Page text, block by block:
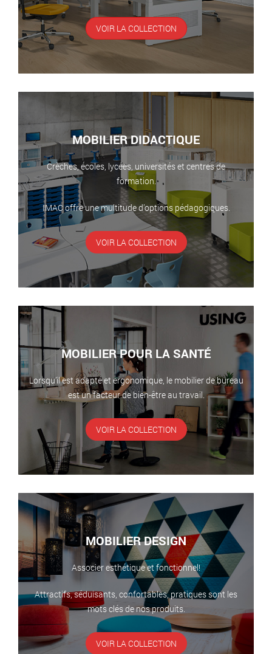
VOIR LA COLLECTION
MOBILIER DIDACTIQUE
Crèches, écoles, lycées, universités et centres de
formation.
IMAC offre une multitude d’options pédagogiques.
VOIR LA COLLECTION
MOBILIER POUR LA SANTÉ
Lorsqu’il est adapté et ergonomique, le mobilier de bureau
est un facteur de bien-être au travail.
VOIR LA COLLECTION
MOBILIER DESIGN
Associer esthétique et fonctionnel!
Attractifs, séduisants, confortables, pratiques sont les
mots clés de nos produits.
VOIR LA COLLECTION